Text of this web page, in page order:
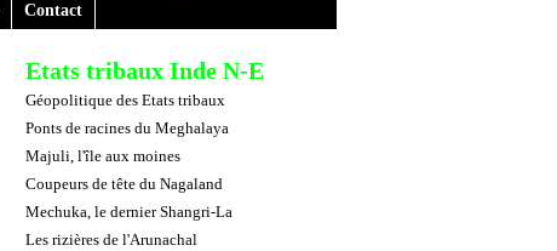
Contact
Etats tribaux Inde N-E
Géopolitique des Etats tribaux
Ponts de racines du Meghalaya
Majuli, l'île aux moines
Coupeurs de tête du Nagaland
Mechuka, le dernier Shangri-La
Les rizières de l'Arunachal